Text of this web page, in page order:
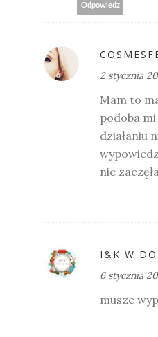
Odpowiedz
2 stycznia
Mam to
podoba
działaniu
nie
I&K W
6 stycznia
musze